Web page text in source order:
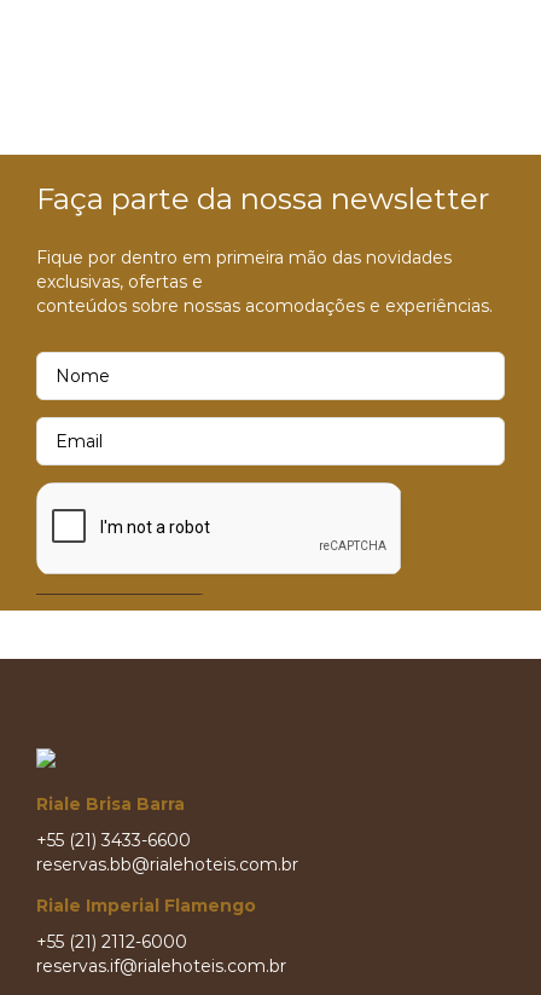
Faça parte da nossa newsletter
Fique por dentro em primeira mão das novidades
exclusivas, ofertas e
conteúdos sobre nossas acomodações e experiências.
Riale Brisa Barra
+55 (21) 3433-6600
reservas.bb@rialehoteis.com.br
Riale Imperial Flamengo
+55 (21) 2112-6000
reservas.if@rialehoteis.com.br